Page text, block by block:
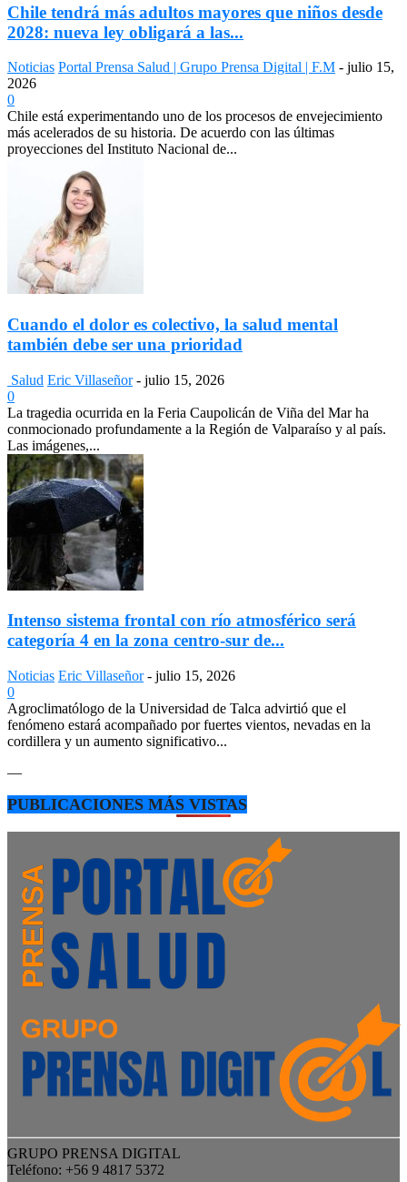
Chile tendrá más adultos mayores que niños desde
2028: nueva ley obligará a las...
Noticias Portal Prensa Salud | Grupo Prensa Digital | F.M - julio 15,
2026
0
Chile está experimentando uno de los procesos de envejecimiento
más acelerados de su historia. De acuerdo con las últimas
proyecciones del Instituto Nacional de...
Cuando el dolor es colectivo, la salud mental
también debe ser una prioridad
Salud Eric Villaseñor - julio 15, 2026
0
La tragedia ocurrida en la Feria Caupolicán de Viña del Mar ha
conmocionado profundamente a la Región de Valparaíso y al país.
Las imágenes,...
Intenso sistema frontal con río atmosférico será
categoría 4 en la zona centro-sur de...
Noticias Eric Villaseñor - julio 15, 2026
0
Agroclimatólogo de la Universidad de Talca advirtió que el
fenómeno estará acompañado por fuertes vientos, nevadas en la
cordillera y un aumento significativo...
—
PUBLICACIONES MÁS VISTAS
GRUPO PRENSA DIGITAL
Teléfono: +56 9 4817 5372